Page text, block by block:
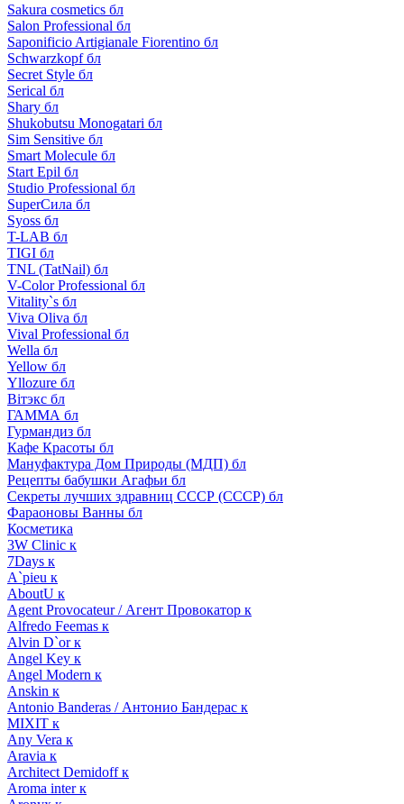
Sakura cosmetics бл
Salon Professional бл
Saponificio Artigianale Fiorentino бл
Schwarzkopf бл
Secret Style бл
Serical бл
Shary бл
Shukobutsu Monogatari бл
Sim Sensitive бл
Smart Molecule бл
Start Epil бл
Studio Professional бл
SuperСила бл
Syoss бл
T-LAB бл
TIGI бл
TNL (TatNail) бл
V-Color Professional бл
Vitality`s бл
Viva Oliva бл
Vival Professional бл
Wella бл
Yellow бл
Yllozure бл
Вiтэкс бл
ГАММА бл
Гурмандиз бл
Кафе Красоты бл
Мануфактура Дом Природы (МДП) бл
Рецепты бабушки Агафьи бл
Секреты лучших здравниц СССР (СССР) бл
Фараоновы Ванны бл
Косметика
3W Clinic к
7Days к
A`pieu к
AboutU к
Agent Provocateur / Агент Провокатор к
Alfredo Feemas к
Alvin D`or к
Angel Key к
Angel Modern к
Anskin к
Antonio Banderas / Антонио Бандерас к
MIXIT к
Any Vera к
Aravia к
Architect Demidoff к
Aroma inter к